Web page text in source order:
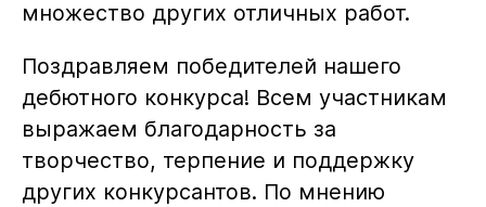
множество других отличных работ.
Поздравляем победителей нашего
дебютного конкурса! Всем участникам
выражаем благодарность за
творчество, терпение и поддержку
других конкурсантов. По мнению